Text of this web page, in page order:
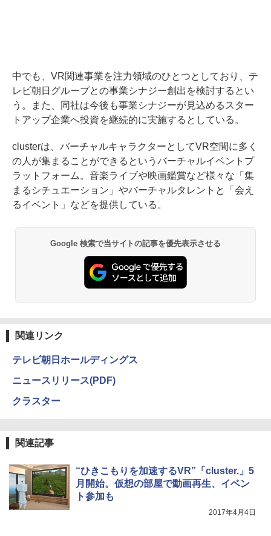
中でも、VR関連事業を注力領域のひとつとしており、テ
レビ朝日グループとの事業シナジー創出を検討するとい
う。また、同社は今後も事業シナジーが見込めるスター
トアップ企業へ投資を継続的に実施するとしている。
clusterは、バーチャルキャラクターとしてVR空間に多く
の人が集まることができるというバーチャルイベントプ
ラットフォーム。音楽ライブや映画鑑賞など様々な「集
まるシチュエーション」やバーチャルタレントと「会え
るイベント」などを提供している。
Google 検索で当サイトの記事を優先表示させる
関連リンク
テレビ朝日ホールディングス
ニュースリリース(PDF)
クラスター
関連記事
“ひきこもりを加速するVR”「cluster.」5
月開始。仮想の部屋で動画再生、イベン
ト参加も
2017年4月4日